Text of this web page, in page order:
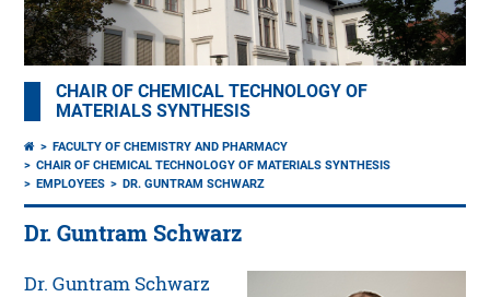
CHAIR OF CHEMICAL TECHNOLOGY OF
MATERIALS SYNTHESIS
FACULTY OF CHEMISTRY AND PHARMACY
CHAIR OF CHEMICAL TECHNOLOGY OF MATERIALS SYNTHESIS
EMPLOYEES
DR. GUNTRAM SCHWARZ
Dr. Guntram Schwarz
Dr. Guntram Schwarz